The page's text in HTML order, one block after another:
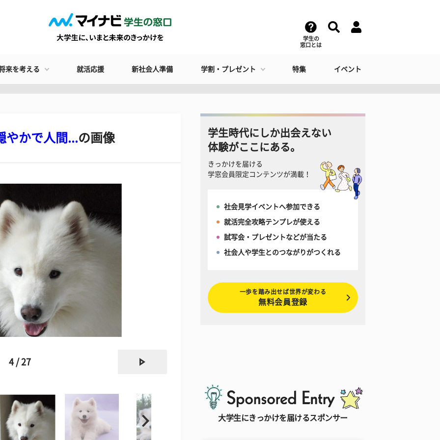
学生の
窓口とは
来を考える 就活応援 新社会人準備 学割・プレゼント 特集 イベント
やかで人間...の画像
4 / 27
学生時代にしか出会えない
体験がここにある。
きっかけを届ける
学窓会員限定コンテンツが満載！
社会見学イベントへ参加できる
就活完全攻略テンプレが使える
試写会・プレゼントなどが当たる
社会人や学生とのつながりがつくれる
一歩を踏み出せば世界が変わる
無料会員登録
大学生にきっかけを届けるスポンサー